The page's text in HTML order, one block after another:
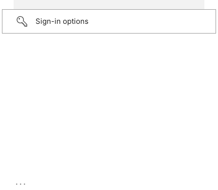
Sign-in options
...